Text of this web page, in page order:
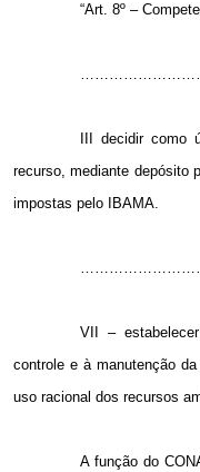
“Art. 8º –
III decidir como
recurso, mediante depósito
impostas pelo IBAMA.
VII –
controle e à manutenção
uso racional dos recursos
A função do